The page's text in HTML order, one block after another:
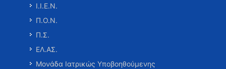
Ι.Ι.Ε.Ν.
Π.Ο.Ν.
Π.Σ.
ΕΛ.ΑΣ.
Μονάδα Ιατρικώς Υποβοηθούμενης